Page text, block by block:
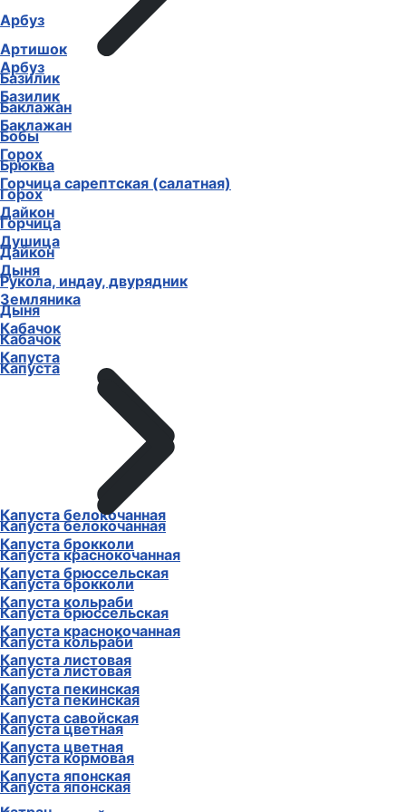
Арбуз
Базилик
Баклажан
Горох
Горчица сарептская (салатная)
Дайкон
Душица
Дыня
Земляника
Кабачок
Капуста
Капуста белокочанная
Капуста брокколи
Капуста брюссельская
Капуста кольраби
Капуста краснокочанная
Капуста листовая
Капуста пекинская
Капуста савойская
Капуста цветная
Капуста японская
Арбуз
Артишок
Базилик
Баклажан
Бобы
Брюква
Горох
Горчица
Дайкон
Рукола, индау, двурядник
Дыня
Кабачок
Капуста
Капуста белокочанная
Капуста краснокочанная
Капуста брокколи
Капуста брюссельская
Капуста кольраби
Капуста листовая
Капуста пекинская
Капуста цветная
Капуста кормовая
Капуста японская